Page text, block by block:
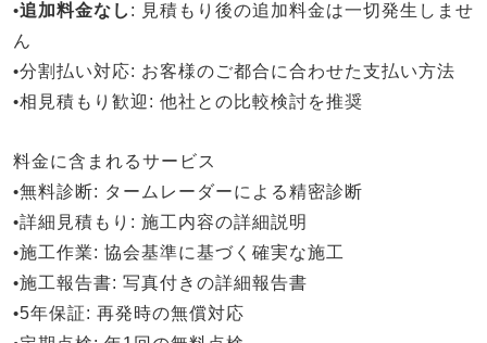
•追加料金なし : 見積もり後の追加料金は一切発生しませ
ん
•分割払い対応: お客様のご都合に合わせた支払い方法
•相見積もり歓迎 : 他社との比較検討を推奨
料金に含まれるサービス
•無料診断: タームレーダーによる精密診断
•詳細見積もり : 施工内容の詳細説明
•施工作業: 協会基準に基づく確実な施工
•施工報告書: 写真付きの詳細報告書
•5年保証: 再発時の無償対応